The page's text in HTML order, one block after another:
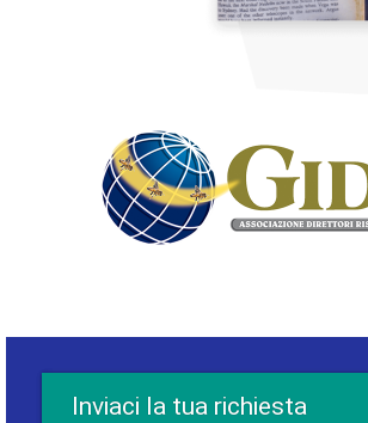
Inviaci la tua richiesta